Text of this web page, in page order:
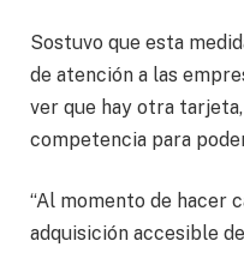
Sostuvo que esta
de atención a las
ver que hay otra
competencia para
“Al momento de hacer
adquisición accesible